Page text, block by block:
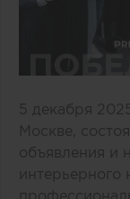
5 декабря
Москве,
объявления и
интерьерного